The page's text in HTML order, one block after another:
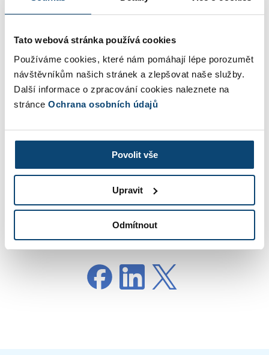
Tato webová stránka používá cookies
Používáme cookies, které nám pomáhají lépe porozumět
návštěvníkům našich stránek a zlepšovat naše služby.
Další informace o zpracování cookies naleznete na
stránce Ochrana osobních údajů
Povolit vše
Upravit
Odmítnout
programu Adobe Acrobat Reader a v pravém sloupci
kliknete na sponku a zde už otevřete či stáhnete
formát ISDOC.
VYZKOUŠEJTE NA 30 DNÍ ZDARMA